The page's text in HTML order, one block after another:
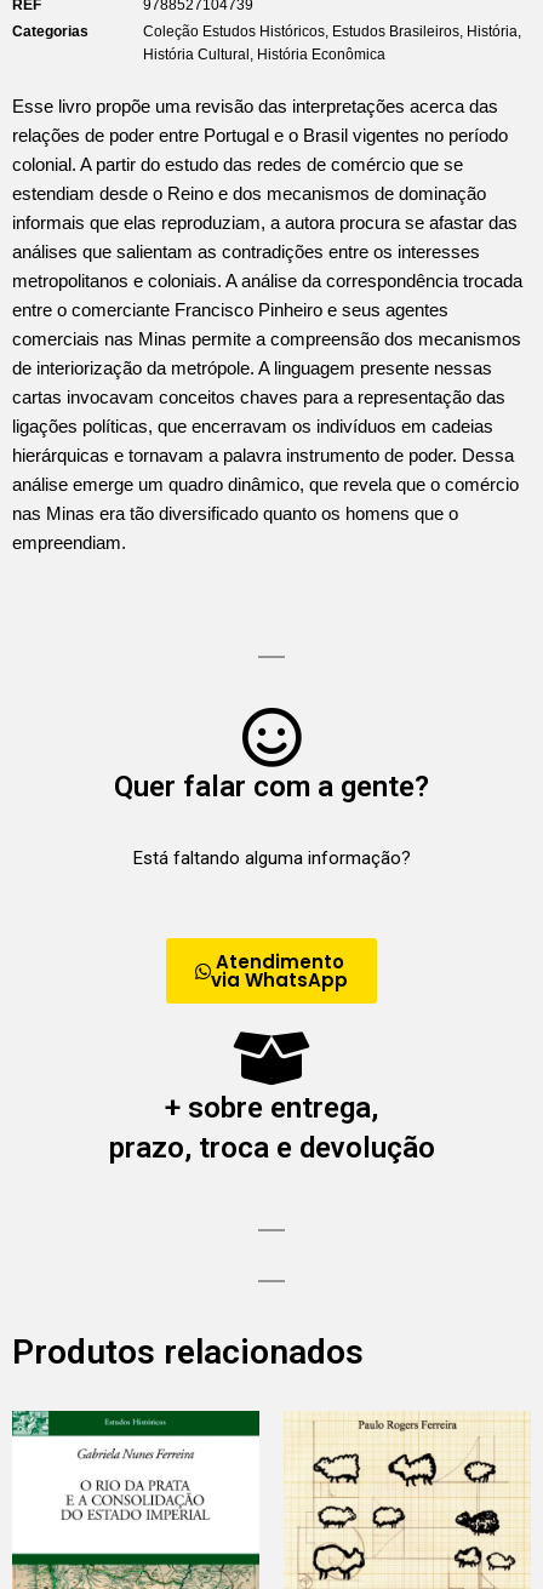
REF
9788527104739
Categorias
Coleção Estudos Históricos, Estudos Brasileiros, História,
História Cultural , História Econômica
Esse livro propõe uma revisão das interpretações acerca das
relações de poder entre Portugal e o Brasil vigentes no período
colonial. A partir do estudo das redes de comércio que se
estendiam desde o Reino e dos mecanismos de dominação
informais que elas reproduziam, a autora procura se afastar das
análises que salientam as contradições entre os interesses
metropolitanos e coloniais. A análise da correspondência trocada
entre o comerciante Francisco Pinheiro e seus agentes
comerciais nas Minas permite a compreensão dos mecanismos
de interiorização da metrópole. A linguagem presente nessas
cartas invocavam conceitos chaves para a representação das
ligações políticas, que encerravam os indivíduos em cadeias
hierárquicas e tornavam a palavra instrumento de poder. Dessa
análise emerge um quadro dinâmico, que revela que o comércio
nas Minas era tão diversificado quanto os homens que o
empreendiam.
Quer falar com a gente?
Está faltando alguma informação?
Atendimento
via WhatsApp
+ sobre entrega,
prazo, troca e devolução
Produtos relacionados